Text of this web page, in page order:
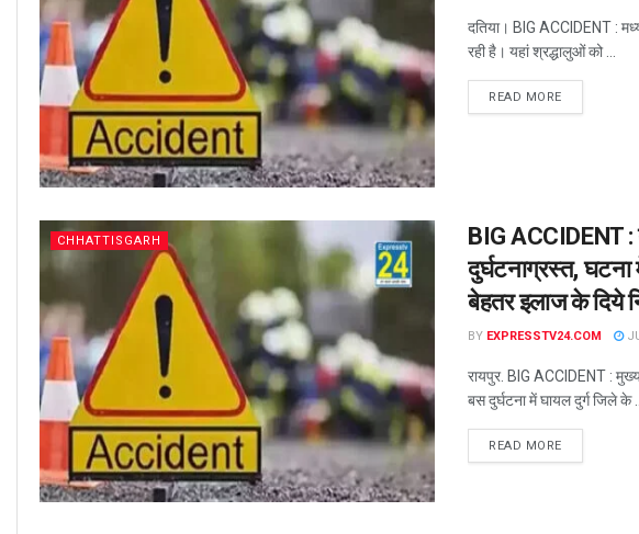
दतिया। BIG ACCIDENT :
रही है। यहां श्रद्धालुओं को ...
READ MORE
CHHATTISGARH
BIG ACCIDENT :
दुर्घटनाग्रस्त,
बेहतर इलाज के दिये
BY EXPRESSTV24.COM
रायपुर. BIG ACCIDENT :
बस दुर्घटना में घायल दुर्ग जिले के ...
READ MORE